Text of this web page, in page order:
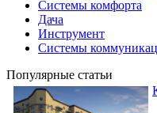
Системы комфорта
Дача
Инструмент
Системы
Популярные статьи